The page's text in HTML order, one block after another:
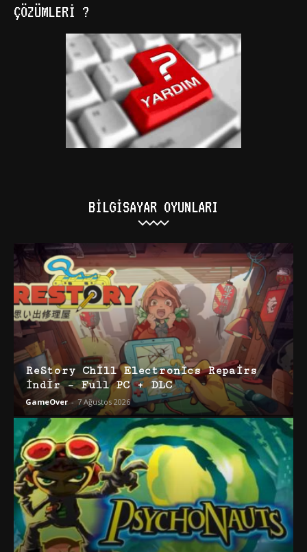
ÇÖZÜMLERI ?
BILGISAYAR OYUNLARI
ReStory Chill Electronics Repairs
İndir – Full PC + DLC
GameOver - 7 Ağustos 2026